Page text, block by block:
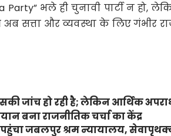
भले ही चुनावी पार्टी न हो,
अब सत्ता और व्यवस्था के लिए गंभीर
जांच हो रही है; लेकिन आर्थिक
बना राजनीतिक चर्चा का केंद्र
पहुंचा जबलपुर श्रम न्यायालय,